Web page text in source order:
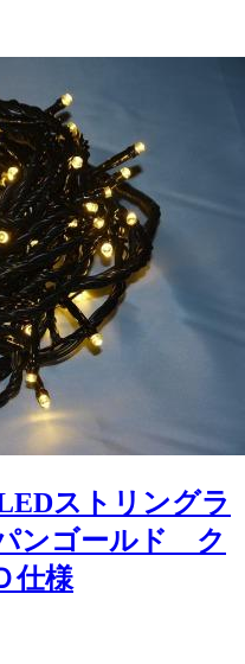
ストリングラ
ンゴールド ク
仕様